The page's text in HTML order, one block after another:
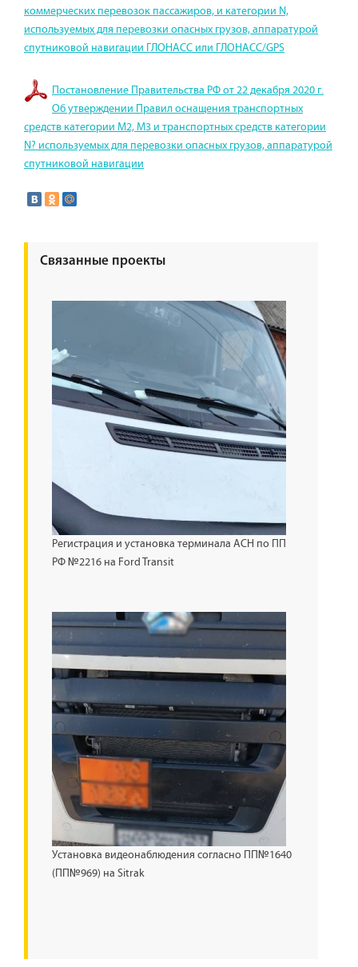
коммерческих перевозок пассажиров, и категории N,
используемых для перевозки опасных грузов, аппаратурой
спутниковой навигации ГЛОНАСС или ГЛОНАСС/GPS
Постановление Правительства РФ от 22 декабря 2020 г.
Об утверждении Правил оснащения транспортных
средств категории M2, M3 и транспортных средств категории
N? используемых для перевозки опасных грузов, аппаратурой
спутниковой навигации
Связанные проекты
Регистрация и установка терминала АСН по ПП
РФ №2216 на Ford Transit
Установка видеонаблюдения согласно ПП№1640
(ПП№969) на Sitrak